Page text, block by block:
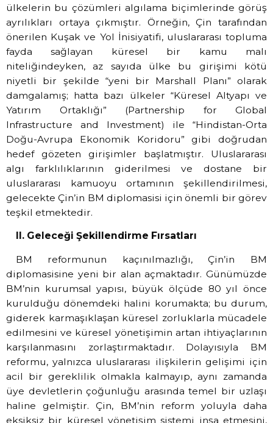
ülkelerin bu çözümleri algılama biçimlerinde görüş
ayrılıkları ortaya çıkmıştır. Örneğin, Çin tarafından
önerilen Kuşak ve Yol İnisiyatifi, uluslararası topluma
fayda sağlayan küresel bir kamu malı
niteliğindeyken, az sayıda ülke bu girişimi kötü
niyetli bir şekilde “yeni bir Marshall Planı” olarak
damgalamış; hatta bazı ülkeler “Küresel Altyapı ve
Yatırım Ortaklığı” (Partnership for Global
Infrastructure and Investment) ile “Hindistan-Orta
Doğu-Avrupa Ekonomik Koridoru” gibi doğrudan
hedef gözeten girişimler başlatmıştır. Uluslararası
algı farklılıklarının giderilmesi ve dostane bir
uluslararası kamuoyu ortamının şekillendirilmesi,
gelecekte Çin’in BM diplomasisi için önemli bir görev
teşkil etmektedir.
II. Geleceği Şekillendirme Fırsatları
BM reformunun kaçınılmazlığı, Çin’in BM
diplomasisine yeni bir alan açmaktadır. Günümüzde
BM’nin kurumsal yapısı, büyük ölçüde 80 yıl önce
kurulduğu dönemdeki halini korumakta; bu durum,
giderek karmaşıklaşan küresel zorluklarla mücadele
edilmesini ve küresel yönetişimin artan ihtiyaçlarının
karşılanmasını zorlaştırmaktadır. Dolayısıyla BM
reformu, yalnızca uluslararası ilişkilerin gelişimi için
acil bir gereklilik olmakla kalmayıp, aynı zamanda
üye devletlerin çoğunluğu arasında temel bir uzlaşı
haline gelmiştir. Çin, BM’nin reform yoluyla daha
eksiksiz bir küresel yönetişim sistemi inşa etmesini,